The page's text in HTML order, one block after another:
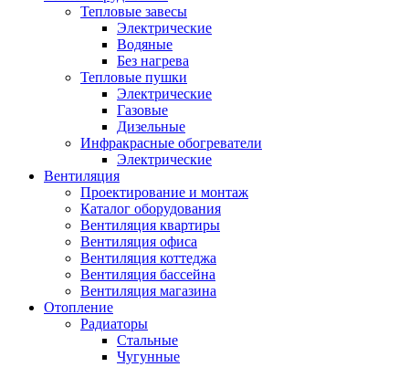
Тепловые завесы
Электрические
Водяные
Без нагрева
Тепловые пушки
Электрические
Газовые
Дизельные
Инфракрасные обогреватели
Электрические
Вентиляция
Проектирование и монтаж
Каталог оборудования
Вентиляция квартиры
Вентиляция офиса
Вентиляция коттеджа
Вентиляция бассейна
Вентиляция магазина
Отопление
Радиаторы
Стальные
Чугунные